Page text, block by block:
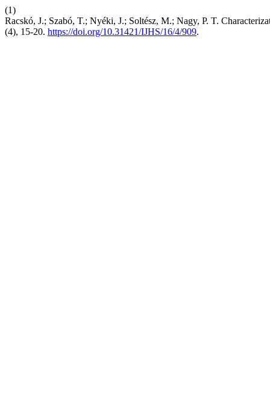
(1)
Racskó, J.; Szabó, T.; Nyéki, J.; Soltész, M.; Nagy, P. T.
(4), 15-20. https://doi.org/10.31421/IJHS/16/4/909.